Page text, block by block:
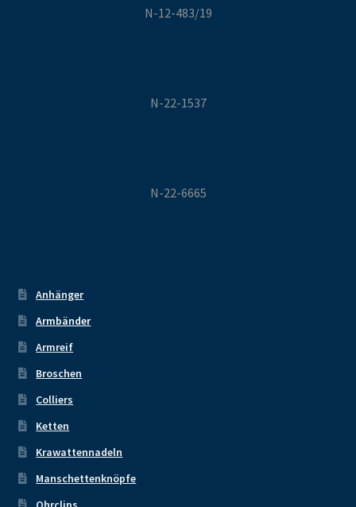
N-12-483/19
N-22-1537
N-22-6665
Anhänger
Armbänder
Armreif
Broschen
Colliers
Ketten
Krawattennadeln
Manschettenknöpfe